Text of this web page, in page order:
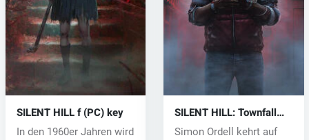
SILENT HILL f (PC) key
In den 1960er Jahren wird
SILENT HILL: Townfall
(PC) key
Simon Ordell kehrt auf